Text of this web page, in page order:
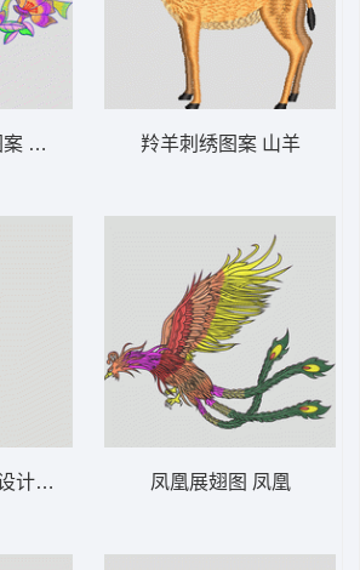
汉服
计 鞋垫
羚羊刺绣图案 山羊
凤凰展翅图 凤凰